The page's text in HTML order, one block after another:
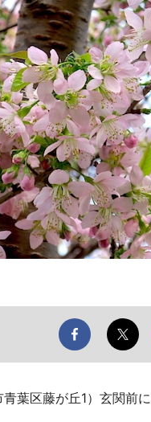
葉区藤が丘1）玄関前